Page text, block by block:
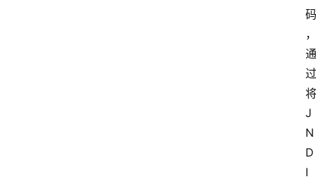
码
，
通
过
将
J
N
D
I